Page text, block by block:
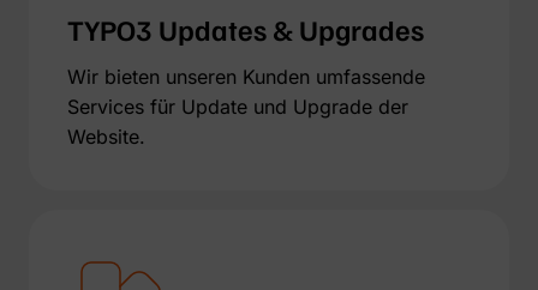
TYPO3 Updates & Upgrades
Wir bieten unseren Kunden umfassende
Services für Update und Upgrade der
Website.